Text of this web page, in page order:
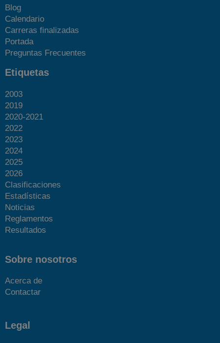
Blog
Calendario
Carreras finalizadas
Portada
Preguntas Frecuentes
Etiquetas
2003
2019
2020-2021
2022
2023
2024
2025
2026
Clasificaciones
Estadísticas
Noticias
Reglamentos
Resultados
Sobre nosotros
Acerca de
Contactar
Legal